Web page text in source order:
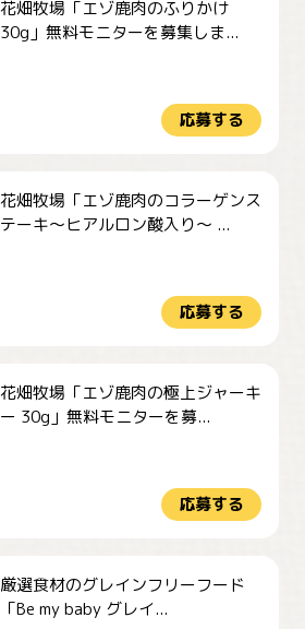
花畑牧場「エゾ鹿肉のふりかけ
30g」無料モニターを募集しま...
応募する
花畑牧場「エゾ鹿肉のコラーゲンス
テーキ～ヒアルロン酸入り～ ...
応募する
花畑牧場「エゾ鹿肉の極上ジャーキ
ー 30g」無料モニターを募...
応募する
厳選食材のグレインフリーフード
「Be my baby グレイ...